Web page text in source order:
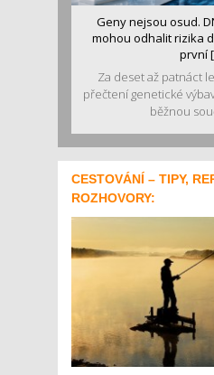
Geny nejsou osud.
mohou odhalit rizika
první
Za deset až patnáct
přečtení genetické
běžnou
CESTOVÁNÍ – TIPY,
ROZHOVORY: